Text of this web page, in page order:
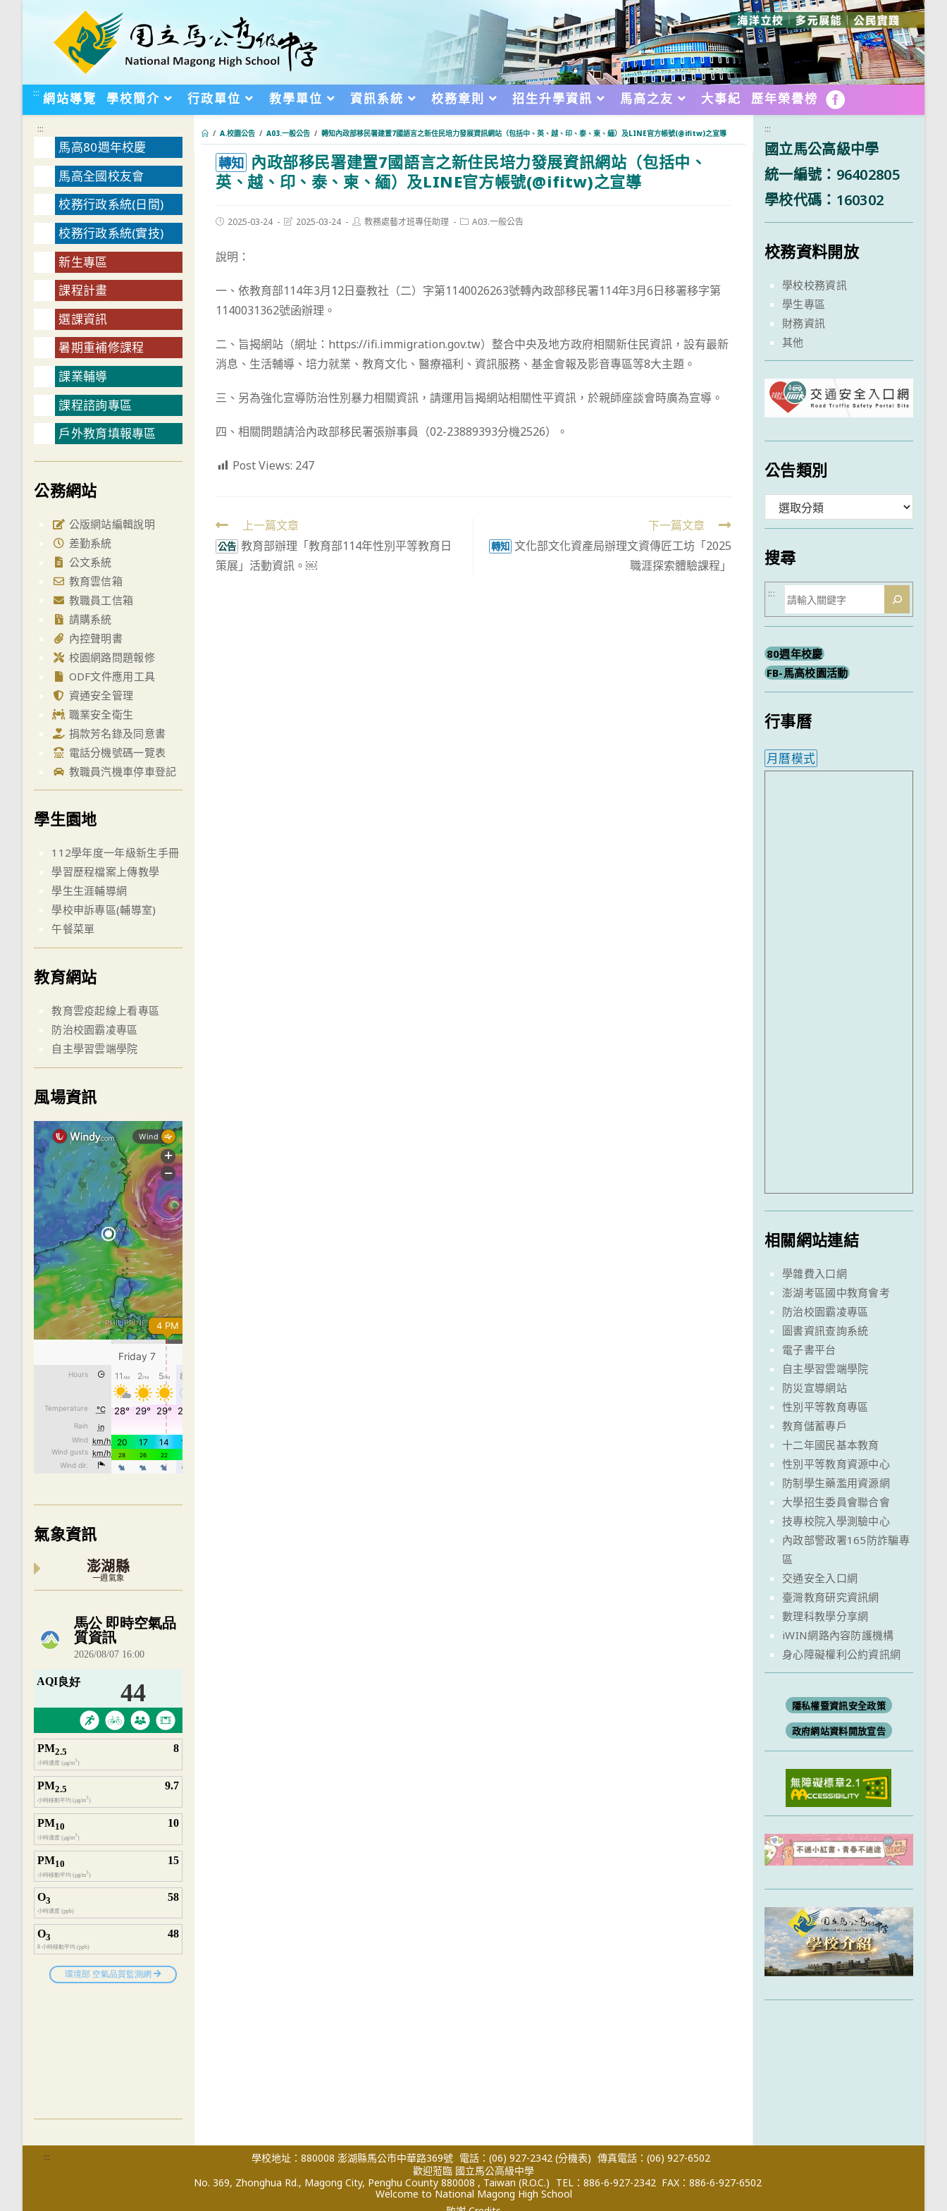
::: 網站導覽 學校簡介 行政單位 教學單位 資訊系統 校務章則 招生升學資訊 馬高之友 大事紀 歷年榮譽榜 FB
/ A.校園公告 / A03.一般公告 / 轉知內政部移民署建置7國語言之新住民培力發展資訊網站（包括中、英、越、印、泰、柬、緬）及LINE官方帳號(@ifitw)之宣導
轉知 內政部移民署建置7國語言之新住民培力發展資訊網站（包括中、
英、越、印、泰、柬、緬）及LINE官方帳號(@ifitw)之宣導
Post2025-03-24
Post2025-03-24
Post教務處藝才班專任助理
PostA03.一般公告
說明：
一、依教育部114年3月12日臺教社（二）字第1140026263號轉內政部移民署114年3月6日移署移字第
1140031362號函辦理。
二、旨揭網站（網址：https://ifi.immigration.gov.tw）整合中央及地方政府相關新住民資訊，設有最新
消息、生活輔導、培力就業、教育文化、醫療福利、資訊服務、基金會報及影音專區等8大主題。
三、另為強化宣導防治性別暴力相關資訊，請運用旨揭網站相關性平資訊，於親師座談會時廣為宣導。
四、相關問題請洽內政部移民署張辦事員（02-23889393分機2526）。
Post Views: 247
Read
more
articles
上一篇文章
公告 教育部辦理「教育部114年性別平等教育日
策展」活動資訊。￼
下一篇文章
轉知 文化部文化資產局辦理文資傳匠工坊「2025
職涯探索體驗課程」
:::
馬高80週年校慶
馬高全國校友會
校務行政系統(日間)
校務行政系統(實技)
新生專區
課程計畫
選課資訊
暑期重補修課程
課業輔導
課程諮詢專區
戶外教育填報專區
公務網站
公版網站編輯說明
差勤系統
公文系統
教育雲信箱
教職員工信箱
請購系統
內控聲明書
校園網路問題報修
ODF文件應用工具
資通安全管理
職業安全衛生
捐款芳名錄及同意書
電話分機號碼一覽表
教職員汽機車停車登記
學生園地
112學年度一年級新生手冊
學習歷程檔案上傳教學
學生生涯輔導網
學校申訴專區(輔導室)
午餐菜單
教育網站
教育雲疫起線上看專區
防治校園霸凌專區
自主學習雲端學院
風場資訊
氣象資訊
澎湖縣
一週氣象
內嵌空氣品質小工具為視覺預覽，完整即時空氣品質資料請開啟
:::
國立馬公高級中學
統一編號：96402805
學校代碼：160302
校務資料開放
學校校務資訊
學生專區
財務資訊
其他
公告類別
類
搜尋
搜
尋
:::
80週年校慶
FB-馬高校園活動
行事曆
月曆模式
相關網站連結
學雜費入口網
澎湖考區國中教育會考
防治校園霸凌專區
圖書資訊查詢系統
電子書平台
自主學習雲端學院
防災宣導網站
性別平等教育專區
教育儲蓄專戶
十二年國民基本教育
性別平等教育資源中心
防制學生藥濫用資源網
大學招生委員會聯合會
技專校院入學測驗中心
內政部警政署165防詐騙專
區
交通安全入口網
臺灣教育研究資訊網
數理科教學分享網
iWIN網路內容防護機構
身心障礙權利公約資訊網
隱私權暨資訊安全政策
政府網站資料開放宣告
::: 學校地址：880008 澎湖縣馬公市中華路369號 電話：(06) 927-2342 (分機表) 傳真電話：(06) 927-6502
歡迎蒞臨 國立馬公高級中學
No. 369, Zhonghua Rd., Magong City, Penghu County 880008 , Taiwan (R.O.C.) TEL：886-6-927-2342 FAX：886-6-927-6502
Welcome to National Magong High School